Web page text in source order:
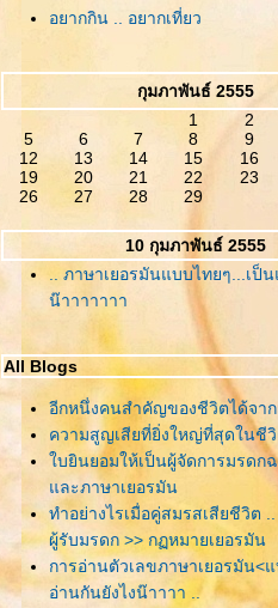
อยากกิน .. อยากเที่ยว
กุมภาพันธ์ 2555
1
2
5
6 7 8 9
12
13 14 15 16
19
20 21 22 23
26
27 28 29
10 กุมภาพันธ์ 2555
.. ภาษาเยอรมันแบบไทยๆ...เป็
น๊าาาาาาา
All Blogs
อีกหนึ่งคนสำคัญของชีวิตได้จาก
ความสูญเสียที่ยิ่งใหญ่ที่สุดในชี
บยินยอมให้เป็นผู้จัดการมรดก
ละภาษาเยอรมัน
ทำอย่างไรเมื่อคู่สมรสเสียชีวิต
ผู้รับมรดก >> กฏหมายเยอรมัน
การอ่านตัวเลขภาษาเยอรมัน<
อ่านกันยังไงน๊าาาา ..